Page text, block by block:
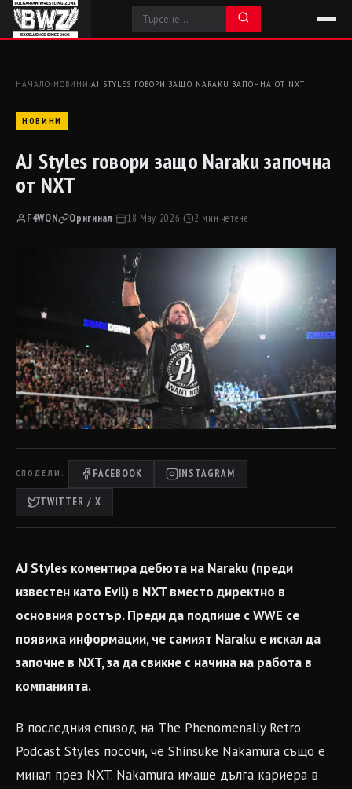
НАЧАЛО› НОВИНИ ›AJ STYLES ГОВОРИ ЗАЩО NARAKU ЗАПОЧНА ОТ NXT
НОВИНИ
AJ Styles говори защо Naraku започна
от NXT
F4WON Оригинал· 18 May 2026· 2 мин четене
СПОДЕЛИ: FACEBOOK INSTAGRAM
TWITTER / X
AJ Styles коментира дебюта на Naraku (преди
известен като Evil) в NXT вместо директно в
основния ростър. Преди да подпише с WWE се
появиха информации, че самият Naraku е искал да
започне в NXT, за да свикне с начина на работа в
компанията.
В последния епизод на The Phenomenally Retro
Podcast Styles посочи, че Shinsuke Nakamura също е
минал през NXT. Nakamura имаше дълга кариера в